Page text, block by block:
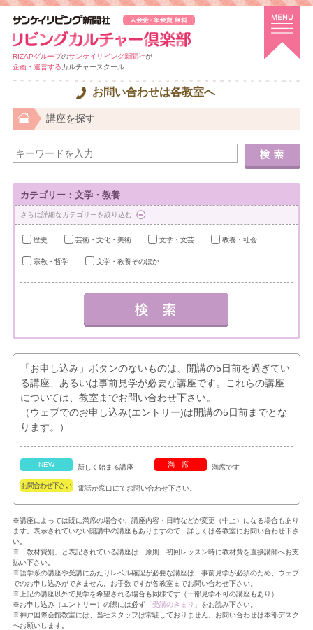
RIZAPグループのサンケイリビング新聞社が
企画・運営するカルチャースクール
お問い合わせは各教室へ
講座を探す
カテゴリー：文学・教養
さらに詳細なカテゴリーを絞り込む
歴史 芸術・文化・美術 文学・文芸 教養・社会
宗教・哲学 文学・教養そのほか
「お申し込み」ボタンのないものは、開講の5日前を過ぎてい
る講座、あるいは事前見学が必要な講座です。これらの講座
については、教室までお問い合わせ下さい。
（ウェブでのお申し込み(エントリー)は開講の5日前までとな
ります。）
NEW 新しく始まる講座 満席 満席です
お問合わせ下さい 電話か窓口にてお問い合わせ下さい。
※講座によっては既に満席の場合や、講座内容・日時などが変更（中止）になる場合もあり
ます。表示されていない開講中の講座もありますので、詳しくは各教室にお問い合わせ下さ
い。
※「教材費別」と表記されている講座は、原則、初回レッスン時に教材費を直接講師へお支
払い下さい。
※語学系の講座や受講にあたりレベル確認が必要な講座は、事前見学が必須のため、ウェブ
でのお申し込みができません。お手数ですが各教室までお問い合わせ下さい。
※上記の講座以外で見学を希望される場合も同様です（一部見学不可の講座もあり）
※お申し込み（エントリー）の際には必ず「受講のきまり」 をお読み下さい。
※神戸国際会館教室には、当社スタッフは常駐しておりません。お問い合わせは本部デスク
へお願いします。